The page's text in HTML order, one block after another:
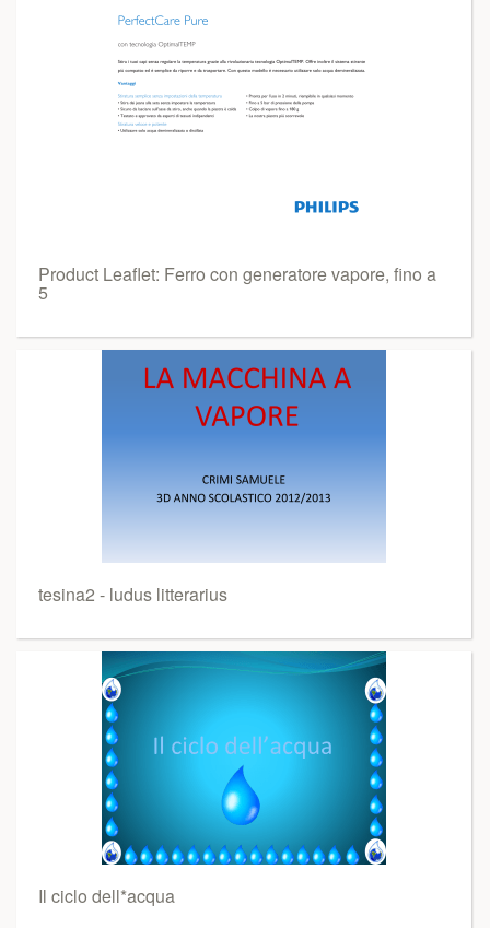
Product Leaflet: Ferro con generatore vapore, fino a
5
tesina2 - ludus litterarius
Il ciclo dell*acqua